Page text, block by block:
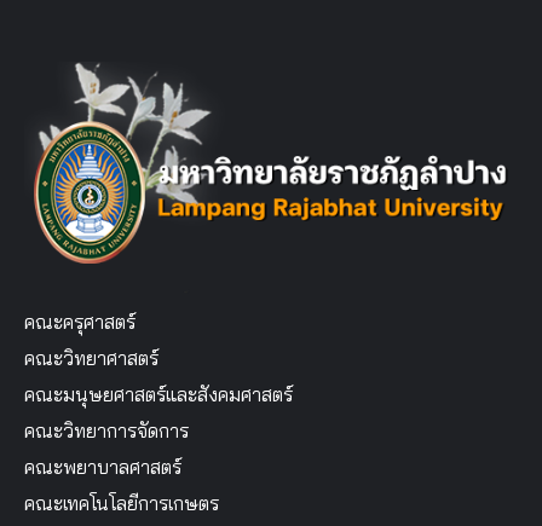
คณะครุศาสตร์
คณะวิทยาศาสตร์
คณะมนุษยศาสตร์และสังคมศาสตร์
คณะวิทยาการจัดการ
คณะพยาบาลศาสตร์
คณะเทคโนโลยีการเกษตร